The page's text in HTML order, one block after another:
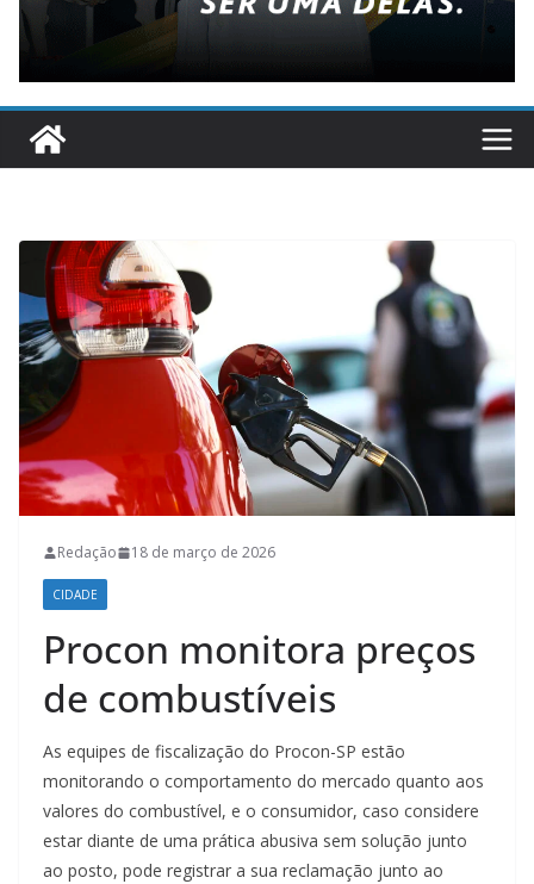
Redação 18 de março de 2026
CIDADE
Procon monitora preços
de combustíveis
As equipes de fiscalização do Procon-SP estão
monitorando o comportamento do mercado quanto aos
valores do combustível, e o consumidor, caso considere
estar diante de uma prática abusiva sem solução junto
ao posto, pode registrar a sua reclamação junto ao